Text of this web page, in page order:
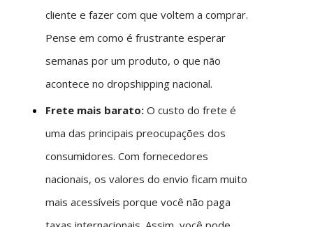
cliente e fazer com que voltem a comprar.
Pense em como é frustrante esperar
semanas por um produto, o que não
acontece no dropshipping nacional.
Frete mais barato: O custo do frete é
uma das principais preocupações dos
consumidores. Com fornecedores
nacionais, os valores do envio ficam muito
mais acessíveis porque você não paga